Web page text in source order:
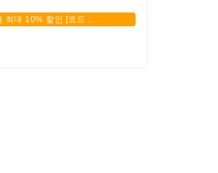
최대 10% 할인 [코드 :